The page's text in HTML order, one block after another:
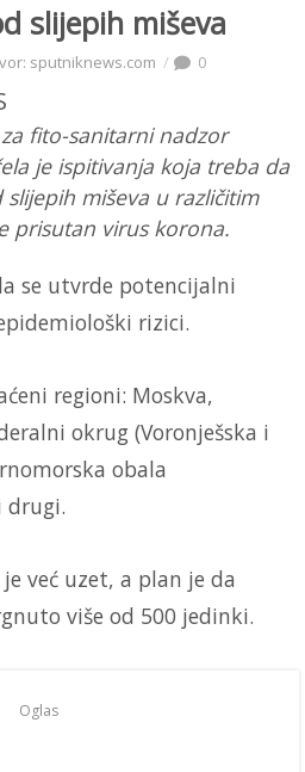
slijepih miševa
sputniknews.com 0
fito-sanitarni nadzor
je ispitivanja koja treba da
miševa u različitim
prisutan virus korona.
se utvrde potencijalni
rizici.
regioni: Moskva,
okrug (Voronješska i
obala
drugi.
već uzet, a plan je da
više od 500 jedinki.
Oglas